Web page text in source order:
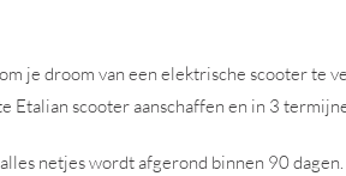
je droom van een elektrische scooter te
Etalian scooter aanschaffen en in 3
netjes wordt afgerond binnen 90 dagen.